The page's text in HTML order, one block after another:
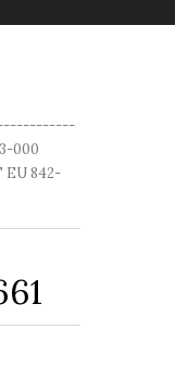
000
EU 842-